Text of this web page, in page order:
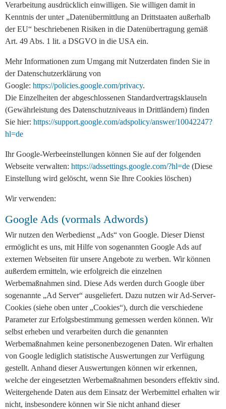
Verarbeitung ausdrücklich einwilligen. Sie willigen damit in
Kenntnis der unter „Datenübermittlung an Drittstaaten außerhalb
der EU“ beschriebenen Risiken in die Datenübertragung gemäß
Art. 49 Abs. 1 lit. a DSGVO in die USA ein.
Mehr Informationen zum Umgang mit Nutzerdaten finden Sie in
der Datenschutzerklärung von
Google: https://policies.google.com/privacy.
Die Einzelheiten der abgeschlossenen Standardvertragsklauseln
(Gewährleistung des Datenschutzniveaus in Drittländern) finden
Sie hier: https://support.google.com/adspolicy/answer/10042247?
hl=de
Ihr Google-Werbeeinstellungen können Sie auf der folgenden
Webseite verwalten: https://adssettings.google.com/?hl=de (Diese
Einstellung wird gelöscht, wenn Sie Ihre Cookies löschen)
Wir verwenden:
Google Ads (vormals Adwords)
Wir nutzen den Werbedienst „Ads“ von Google. Dieser Dienst
ermöglicht es uns, mit Hilfe von sogenannten Google Ads auf
externen Webseiten für unsere Angebote zu werben. Wir können
außerdem ermitteln, wie erfolgreich die einzelnen
Werbemaßnahmen sind. Diese Ads werden durch Google über
sogenannte „Ad Server“ ausgeliefert. Dazu nutzen wir Ad-Server-
Cookies (siehe oben unter „Cookies“), durch die verschiedene
Parameter zur Erfolgsbestimmung gemessen werden können. Wir
selbst erheben und verarbeiten durch die genannten
Werbemaßnahmen keine personenbezogenen Daten. Wir erhalten
von Google lediglich statistische Auswertungen zur Verfügung
gestellt. Anhand dieser Auswertungen können wir erkennen,
welche der eingesetzten Werbemaßnahmen besonders effektiv sind.
Weitergehende Daten aus dem Einsatz der Werbemittel erhalten wir
nicht, insbesondere können wir Sie nicht anhand dieser